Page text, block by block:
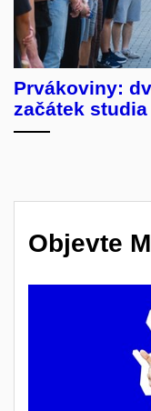
Prvákoviny:
začátek studia
Objevte